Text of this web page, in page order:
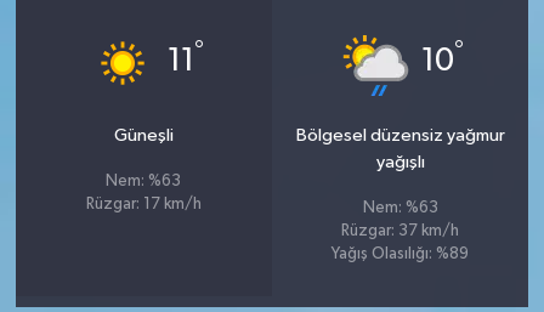
11 °
Güneşli
Nem: %63
Rüzgar: 17 km/h
10°
Bölgesel düzensiz yağmur
yağışlı
Nem: %63
Rüzgar: 37 km/h
Yağış Olasılığı: %89